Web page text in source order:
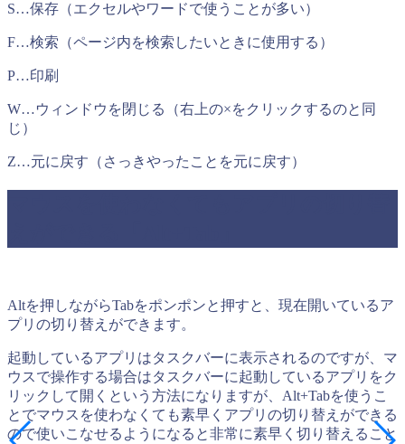
S…保存（エクセルやワードで使うことが多い）
F…検索（ページ内を検索したいときに使用する）
P…印刷
W…ウィンドウを閉じる（右上の×をクリックするのと同
じ）
Z…元に戻す（さっきやったことを元に戻す）
Altを押しながらTabをポンポンと押すと、現在開いているア
プリの切り替えができます。
起動しているアプリはタスクバーに表示されるのですが、マ
ウスで操作する場合はタスクバーに起動しているアプリをク
リックして開くという方法になりますが、Alt+Tabを使うこ
とでマウスを使わなくても素早くアプリの切り替えができる
ので使いこなせるようになると非常に素早く切り替えること